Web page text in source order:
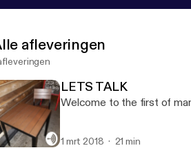
afleveringen
LETS TALK
Welcome to the first of
1 mrt 2018 21 min